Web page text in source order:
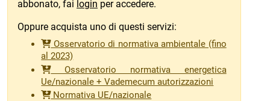
abbonato, fai login per accedere.
Oppure acquista uno di questi servizi:
Osservatorio di normativa ambientale (fino
al 2023)
Osservatorio normativa energetica
Ue/nazionale + Vademecum autorizzazioni
Normativa UE/nazionale